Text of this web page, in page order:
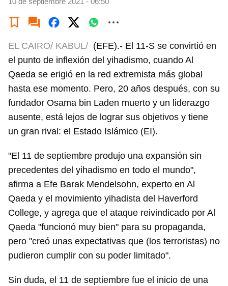
EL CAIRO/ KABUL/ (EFE).- El 11-S se convirtió en
el punto de inflexión del yihadismo, cuando Al
Qaeda se erigió en la red extremista más global
hasta ese momento. Pero, 20 años después, con su
fundador Osama bin Laden muerto y un liderazgo
ausente, está lejos de lograr sus objetivos y tiene
un gran rival: el Estado Islámico (EI).
"El 11 de septiembre produjo una expansión sin
precedentes del yihadismo en todo el mundo",
afirma a Efe Barak Mendelsohn, experto en Al
Qaeda y el movimiento yihadista del Haverford
College, y agrega que el ataque reivindicado por Al
Qaeda "funcionó muy bien" para su propaganda,
pero "creó unas expectativas que (los terroristas) no
pudieron cumplir con su poder limitado".
Sin duda, el 11 de septiembre fue el inicio de una